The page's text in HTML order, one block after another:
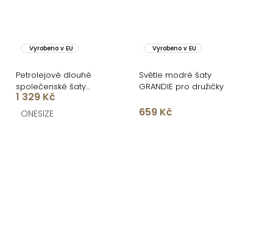
Vyrobeno v EU
Petrolejové dlouhé
společenské šaty
BREALYN s kapsami
1 329 Kč
ONESIZE
Vyrobeno v EU
Světle modré šaty
GRANDIE pro družičky
659 Kč